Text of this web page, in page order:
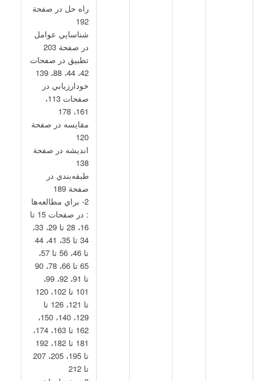
راه حل در صفحة
192
شناسايي عوامل
در صفحة 203
تطبيق در صفحات
42، 44، 88، 139
خودارزيابي در
صفحات 113،
161، 178
مقايسه در صفحة
120
انديشه در صفحة
138
طبقه‌بندي در
صفحة 189
2- براي مطالعه‌ها
: در صفحات 15 تا
16، 28 تا 29، 33،
34 تا 35، 41، 44
تا 46، 56 تا 57،
65 تا 66، 78، 90
تا 91، 92، 99،
101 تا 102، 120
تا 121، 126 تا
129، 140، 150،
162 تا 163، 174،
181 تا 182، 192
تا 195، 205، 207
تا 212